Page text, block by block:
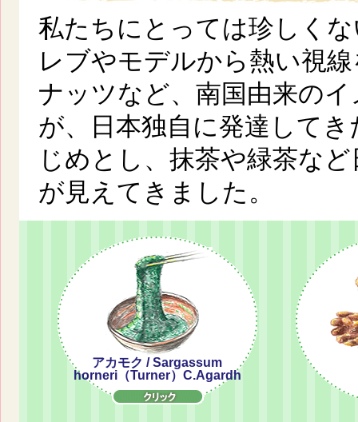
私たちにとっては珍しく
レブやモデルから熱い視
ナッツなど、南国由来の
が、日本独自に発達して
じめとし、抹茶や緑茶な
が見えてきました。
アカモク / Sargassum
horneri（Turner）C.Agardh